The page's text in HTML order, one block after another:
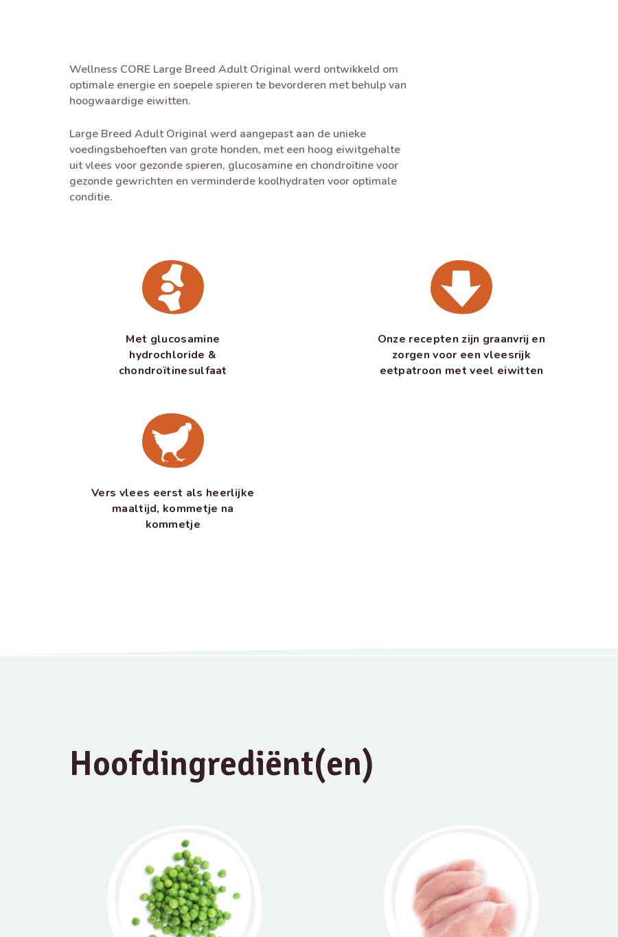
Wellness CORE Large Breed Adult Original werd ontwikkeld om
optimale energie en soepele spieren te bevorderen met behulp van
hoogwaardige eiwitten.
Large Breed Adult Original werd aangepast aan de unieke
voedingsbehoeften van grote honden, met een hoog eiwitgehalte
uit vlees voor gezonde spieren, glucosamine en chondroïtine voor
gezonde gewrichten en verminderde koolhydraten voor optimale
conditie.
Met glucosamine
hydrochloride &
chondroïtinesulfaat
Onze recepten zijn graanvrij en
zorgen voor een vleesrijk
eetpatroon met veel eiwitten
Vers vlees eerst als heerlijke
maaltijd, kommetje na
kommetje
Hoofdingrediënt(en)